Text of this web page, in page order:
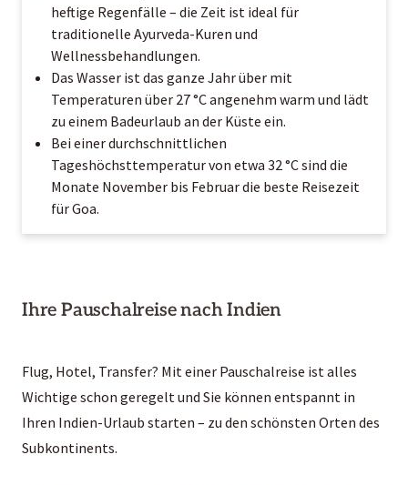
heftige Regenfälle – die Zeit ist ideal für
traditionelle Ayurveda-Kuren und
Wellnessbehandlungen.
Das Wasser ist das ganze Jahr über mit
Temperaturen über 27 °C angenehm warm und lädt
zu einem Badeurlaub an der Küste ein.
Bei einer durchschnittlichen
Tageshöchsttemperatur von etwa 32 °C sind die
Monate November bis Februar die beste Reisezeit
für Goa.
Ihre Pauschalreise nach Indien
Flug, Hotel, Transfer? Mit einer Pauschalreise ist alles
Wichtige schon geregelt und Sie können entspannt in
Ihren Indien-Urlaub starten – zu den schönsten Orten des
Subkontinents.